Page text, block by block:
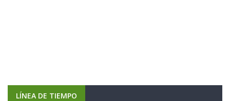
LÍNEA DE TIEMPO